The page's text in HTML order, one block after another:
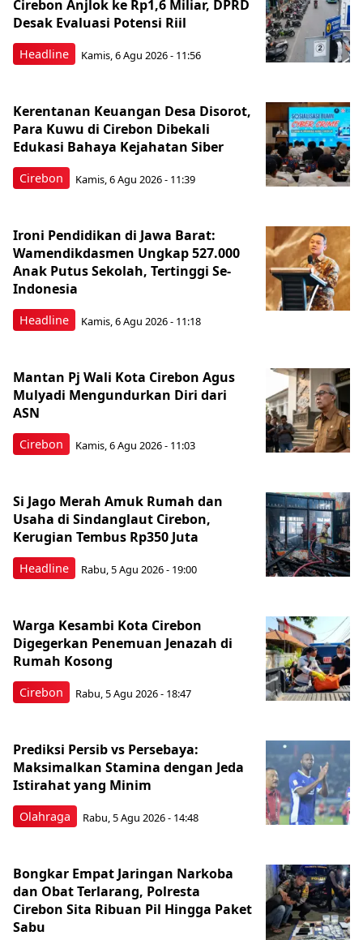
Headline
Cirebon Anjlok ke Rp1,6 Miliar, DPRD
Desak Evaluasi Potensi Riil
Kamis, 6 Agu 2026 - 11:56
Cirebon
Kerentanan Keuangan Desa Disorot,
Para Kuwu di Cirebon Dibekali
Edukasi Bahaya Kejahatan Siber
Kamis, 6 Agu 2026 - 11:39
Headline
Ironi Pendidikan di Jawa Barat:
Wamendikdasmen Ungkap 527.000
Anak Putus Sekolah, Tertinggi Se-
Indonesia
Kamis, 6 Agu 2026 - 11:18
Cirebon
Mantan Pj Wali Kota Cirebon Agus
Mulyadi Mengundurkan Diri dari
ASN
Kamis, 6 Agu 2026 - 11:03
Headline
Si Jago Merah Amuk Rumah dan
Usaha di Sindanglaut Cirebon,
Kerugian Tembus Rp350 Juta
Rabu, 5 Agu 2026 - 19:00
Cirebon
Warga Kesambi Kota Cirebon
Digegerkan Penemuan Jenazah di
Rumah Kosong
Rabu, 5 Agu 2026 - 18:47
Olahraga
Prediksi Persib vs Persebaya:
Maksimalkan Stamina dengan Jeda
Istirahat yang Minim
Rabu, 5 Agu 2026 - 14:48
Bongkar Empat Jaringan Narkoba
dan Obat Terlarang, Polresta
Cirebon Sita Ribuan Pil Hingga Paket
Sabu